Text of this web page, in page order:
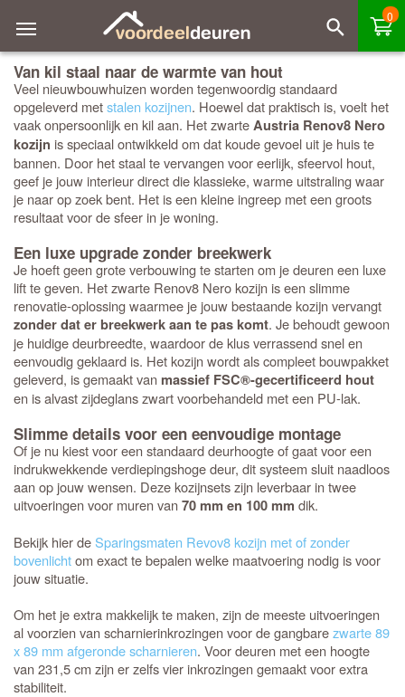
0
Van kil staal naar de warmte van hout
Veel nieuwbouwhuizen worden tegenwoordig standaard
opgeleverd metstalen kozijnen. Hoewel dat praktisch is, voelt het
vaak onpersoonlijk en kil aan. Het zwarteAustria Renov8 Nero
kozijn is speciaal ontwikkeld om dat koude gevoel uit je huis te
bannen. Door het staal te vervangen voor eerlijk, sfeervol hout,
geef je jouw interieur direct die klassieke, warme uitstraling waar
je naar op zoek bent. Het is een kleine ingreep met een groots
resultaat voor de sfeer in je woning.
Een luxe upgrade zonder breekwerk
Je hoeft geen grote verbouwing te starten om je deuren een luxe
lift te geven. Het zwarte Renov8 Nero kozijn is een slimme
renovatie-oplossing waarmee je jouw bestaande kozijn vervangt
zonder dat er breekwerk aan te pas komt. Je behoudt gewoon
je huidige deurbreedte, waardoor de klus verrassend snel en
eenvoudig geklaard is. Het kozijn wordt als compleet bouwpakket
geleverd, is gemaakt van massief FSC®-gecertificeerd hout
en is alvast zijdeglans zwart voorbehandeld met een PU-lak.
Slimme details voor een eenvoudige montage
Of je nu kiest voor een standaard deurhoogte of gaat voor een
indrukwekkende verdiepingshoge deur, dit systeem sluit naadloos
aan op jouw wensen. Deze kozijnsets zijn leverbaar in twee
uitvoeringen voor muren van70 mm en 100 mm dik.
Bekijk hier deSparingsmaten Revov8 kozijn met of zonder
bovenlichtom exact te bepalen welke maatvoering nodig is voor
jouw situatie.
Om het je extra makkelijk te maken, zijn de meeste uitvoeringen
al voorzien van scharnierinkrozingen voor de gangbarezwarte 89
x 89 mm afgeronde scharnieren. Voor deuren met een hoogte
van 231,5 cm zijn er zelfs vier inkrozingen gemaakt voor extra
stabiliteit.